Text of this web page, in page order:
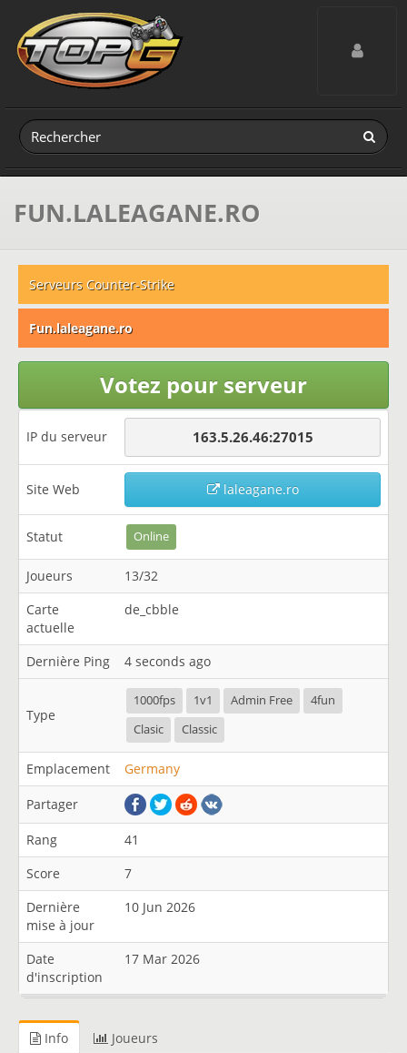
Toggle
FUN.LALEAGANE.RO
Serveurs Counter-Strike
Fun.laleagane.ro
Votez pour serveur
IP du serveur 163.5.26.46:27015
Site Web laleagane.ro
Statut Online
Joueurs
13/32
Carte
actuelle
de_cbble
Dernière Ping 4 seconds ago
Type
1000fps 1v1 Admin Free
4fun
Clasic
Classic
Emplacement Germany
Partager
Rang
41
Score
7
Dernière
mise à jour
10 Jun 2026
Date
d'inscription
17 Mar 2026
Info Joueurs